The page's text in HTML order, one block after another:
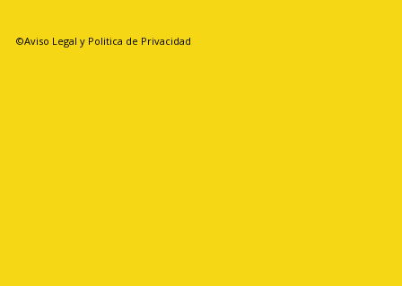
©Aviso Legal y Politica de Privacidad